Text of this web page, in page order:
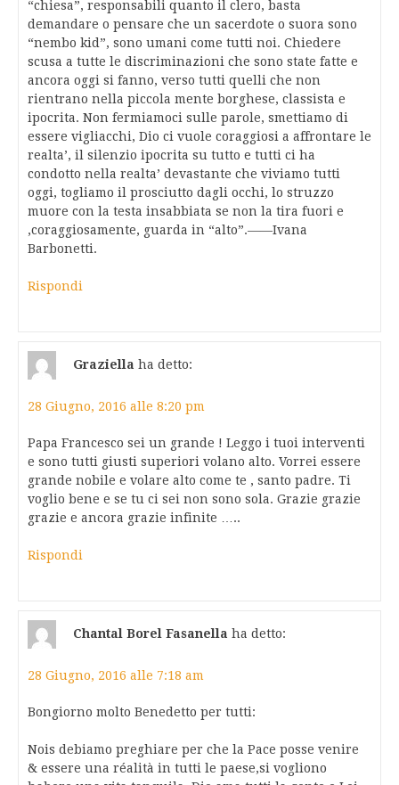
“chiesa”, responsabili quanto il clero, basta
demandare o pensare che un sacerdote o suora sono
“nembo kid”, sono umani come tutti noi. Chiedere
scusa a tutte le discriminazioni che sono state fatte e
ancora oggi si fanno, verso tutti quelli che non
rientrano nella piccola mente borghese, classista e
ipocrita. Non fermiamoci sulle parole, smettiamo di
essere vigliacchi, Dio ci vuole coraggiosi a affrontare le
realta’, il silenzio ipocrita su tutto e tutti ci ha
condotto nella realta’ devastante che viviamo tutti
oggi, togliamo il prosciutto dagli occhi, lo struzzo
muore con la testa insabbiata se non la tira fuori e
,coraggiosamente, guarda in “alto”.——Ivana
Barbonetti.
Rispondi
Graziella ha detto:
28 Giugno, 2016 alle 8:20 pm
Papa Francesco sei un grande ! Leggo i tuoi interventi
e sono tutti giusti superiori volano alto. Vorrei essere
grande nobile e volare alto come te , santo padre. Ti
voglio bene e se tu ci sei non sono sola. Grazie grazie
grazie e ancora grazie infinite …..
Rispondi
Chantal Borel Fasanella ha detto:
28 Giugno, 2016 alle 7:18 am
Bongiorno molto Benedetto per tutti:
Nois debiamo preghiare per che la Pace posse venire
& essere una réalità in tutti le paese,si vogliono